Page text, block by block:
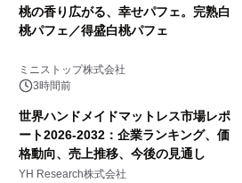
桃の香り広がる、幸せパフェ。完熟白
桃パフェ／得盛白桃パフェ
ミニストップ株式会社
3時間前
世界ハンドメイドマットレス市場レポ
ート2026-2032：企業ランキング、価
格動向、売上推移、今後の見通し
YH Research株式会社